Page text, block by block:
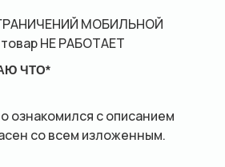
МОБИЛЬНОЙ
НЕ РАБОТАЕТ
ЧТО*
ознакомился с описанием
со всем изложенным.